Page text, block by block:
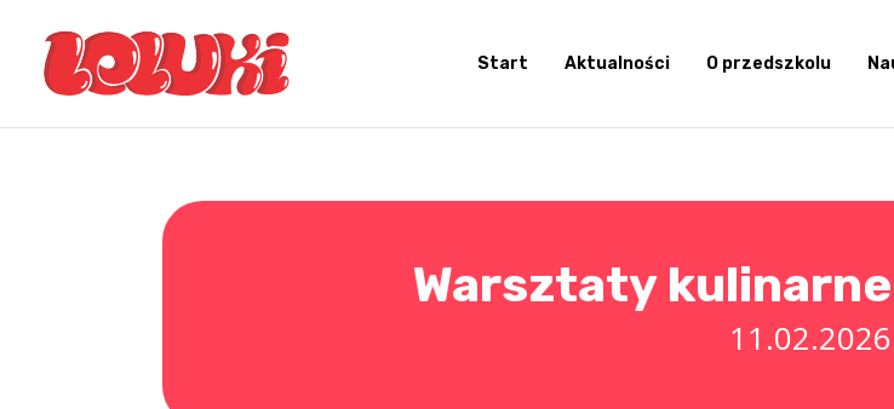
Start Aktualności O przedszkolu
Warsztaty
11.02.2026